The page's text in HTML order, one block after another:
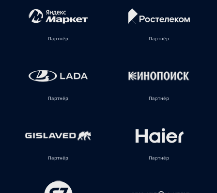
Партнёр Партнёр
Партнёр Партнёр
Партнёр Партнёр